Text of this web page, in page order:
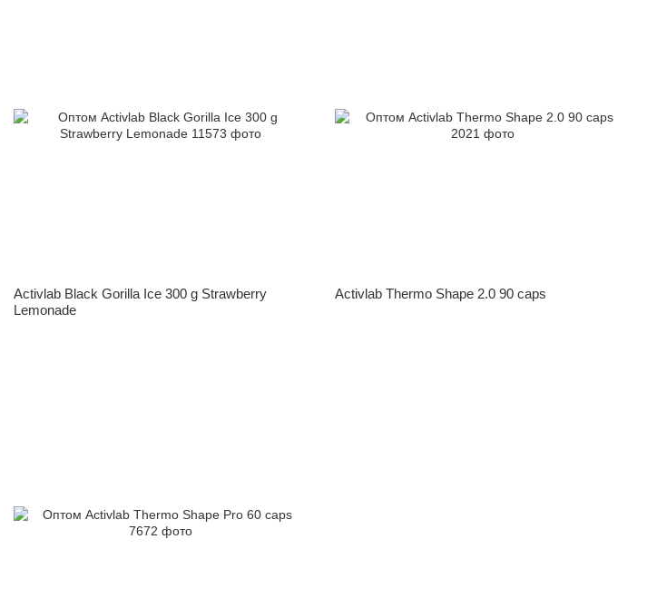
Activlab Black Gorilla Ice 300 g Strawberry
Lemonade
Activlab Thermo Shape 2.0 90 caps